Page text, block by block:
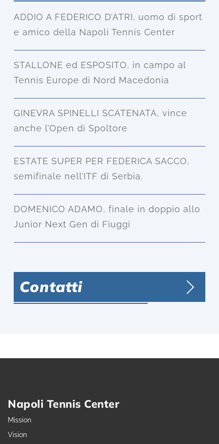
ADDIO A FEDERICO D’ATRI, uomo di sport
e amico della Napoli Tennis Center
STALLONE ed ESPOSITO, in campo al
Tennis Europe di Nord Macedonia
GINEVRA SPINELLI SCATENATA, vince
anche l’Open di Spoltore
ESTATE SUPER PER FEDERICA SACCO,
semifinale nell’ITF di Serbia.
DOMENICO ADAMO, finale in doppio allo
Junior Next Gen di Fiuggi
Contatti
Napoli Tennis Center
Mission
Vision